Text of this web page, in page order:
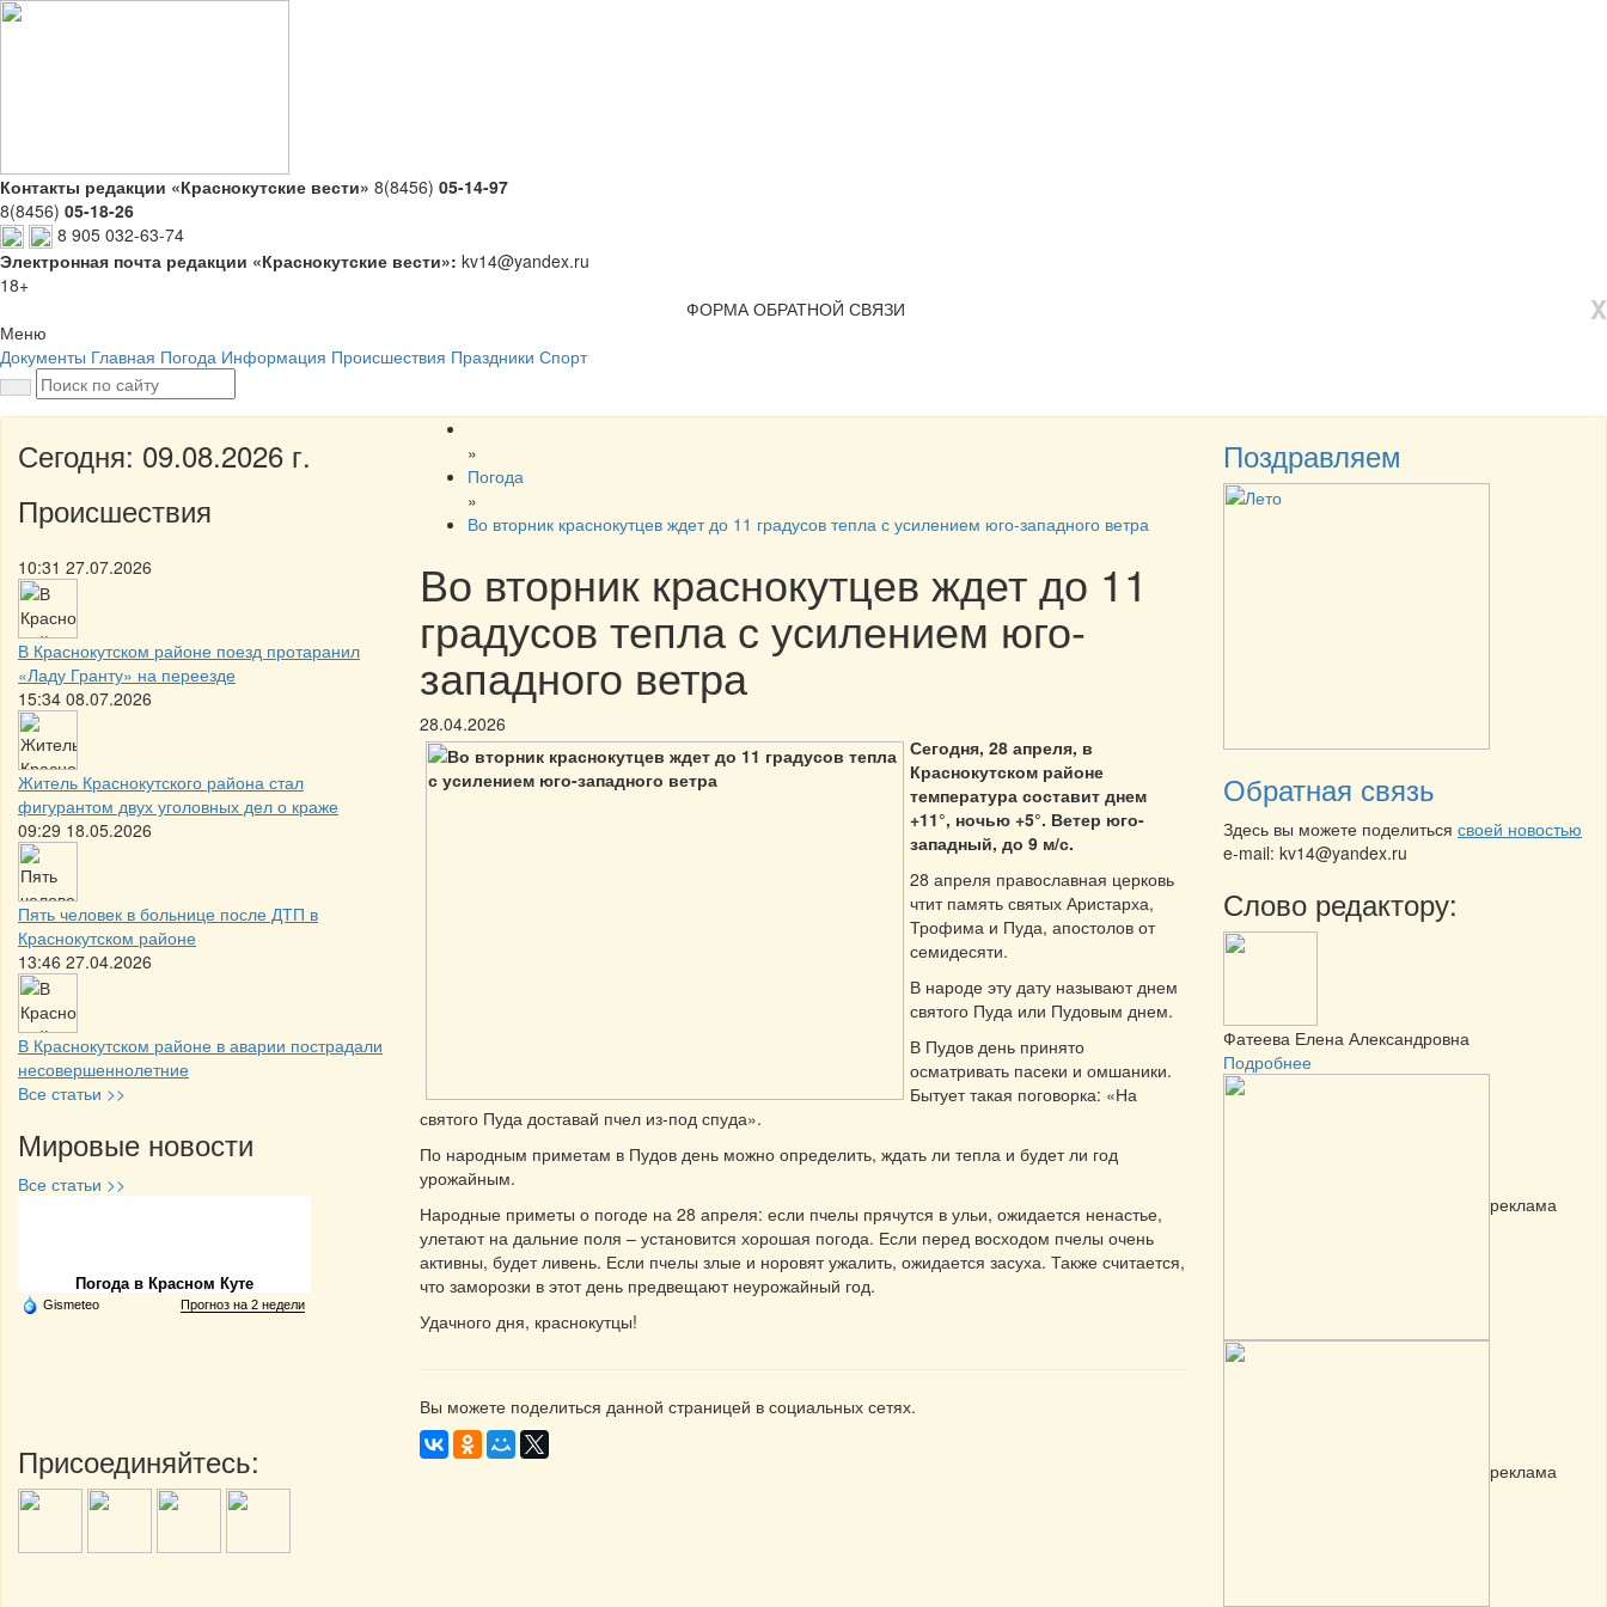
Контакты редакции «Краснокутские вести» 8(8456) 05-14-97
8(8456) 05-18-26
8 905 032-63-74
Электронная почта редакции «Краснокутские вести»: kv14@yandex.ru
18+
X
ФОРМА ОБРАТНОЙ СВЯЗИ
Меню
Документы Главная Погода Информация Происшествия Праздники Спорт
Сегодня: 09.08.2026 г.
Происшествия
10:31 27.07.2026
В Краснокутском районе поезд протаранил
«Ладу Гранту» на переезде
15:34 08.07.2026
Житель Краснокутского района стал
фигурантом двух уголовных дел о краже
09:29 18.05.2026
Пять человек в больнице после ДТП в
Краснокутском районе
13:46 27.04.2026
В Краснокутском районе в аварии пострадали
несовершеннолетние
Все статьи >>
Мировые новости
Все статьи >>
Погода в Красном Куте
Gismeteo Прогноз на 2 недели
Присоединяйтесь:
»
Погода
»
Во вторник краснокутцев ждет до 11 градусов тепла с усилением юго-западного ветра
Во вторник краснокутцев ждет до 11
градусов тепла с усилением юго-
западного ветра
28.04.2026
Сегодня, 28 апреля, в
Краснокутском районе
температура составит днем
+11°, ночью +5°. Ветер юго-
западный, до 9 м/с.
28 апреля православная церковь
чтит память святых Аристарха,
Трофима и Пуда, апостолов от
семидесяти.
В народе эту дату называют днем
святого Пуда или Пудовым днем.
В Пудов день принято
осматривать пасеки и омшаники.
Бытует такая поговорка: «На
святого Пуда доставай пчел из-под спуда».
По народным приметам в Пудов день можно определить, ждать ли тепла и будет ли год
урожайным.
Народные приметы о погоде на 28 апреля: если пчелы прячутся в ульи, ожидается ненастье,
улетают на дальние поля – установится хорошая погода. Если перед восходом пчелы очень
активны, будет ливень. Если пчелы злые и норовят ужалить, ожидается засуха. Также считается,
что заморозки в этот день предвещают неурожайный год.
Удачного дня, краснокутцы!
Вы можете поделиться данной страницей в социальных сетях.
Поздравляем
Обратная связь
Здесь вы можете поделиться своей новостью
e-mail: kv14@yandex.ru
Слово редактору:
Фатеева Елена Александровна
Подробнее
реклама
реклама